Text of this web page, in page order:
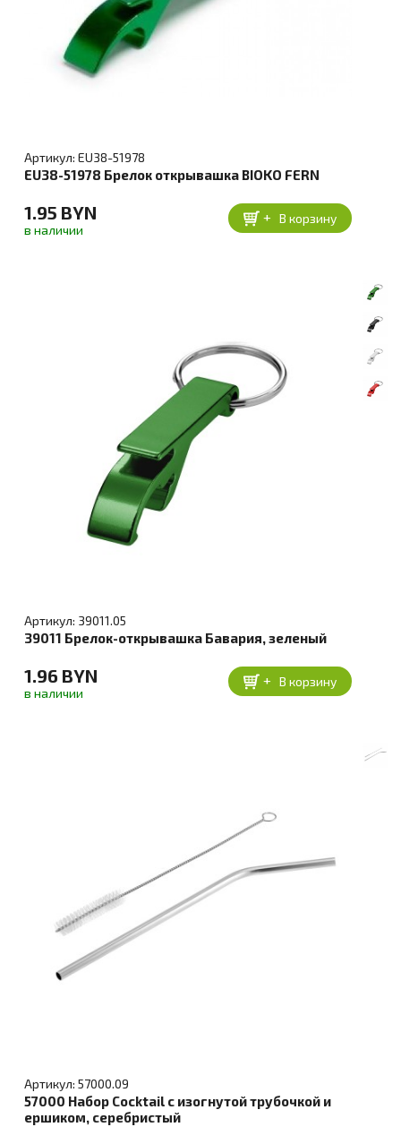
Артикул: EU38-51978
EU38-51978 Брелок открывашка BIOKO FERN
1.95 BYN
в наличии
+ В корзину
Артикул: 39011.05
39011 Брелок-открывашка Бавария, зеленый
1.96 BYN
в наличии
+ В корзину
Артикул: 57000.09
57000 Набор Cocktail с изогнутой трубочкой и
ершиком, серебристый